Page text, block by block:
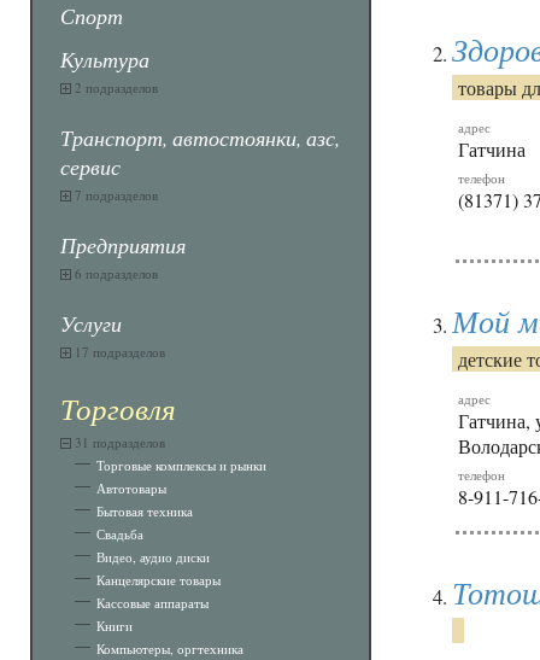
Спорт
Культура
2 подразделов
Транспорт, автостоянки, азс,
сервис
7 подразделов
Предприятия
6 подразделов
Услуги
17 подразделов
Торговля
31 подразделов
Торговые комплексы и рынки
Автотовары
Бытовая техника
Свадьба
Видео, аудио диски
Канцелярские товары
Кассовые аппараты
Книги
Компьютеры, оргтехника
товары
адрес
Гатчина
телефон
(81371)
Мой
детские
адрес
Гатчина,
телефон
8-911-